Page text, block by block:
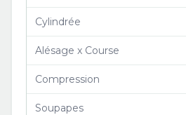
Cylindrée
Alésage x Course
Compression
Soupapes